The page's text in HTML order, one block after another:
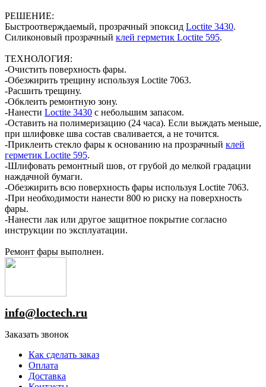
РЕШЕНИЕ:
Быстроотверждаемый, прозрачный эпоксид Loctite 3430.
Силиконовый прозрачный клей герметик Loctite 595.
ТЕХНОЛОГИЯ:
-Очистить поверхность фары.
-Обезжирить трещину используя Loctite 7063.
-Расшить трещину.
-Обклеить ремонтную зону.
-Нанести Loctite 3430 с небольшим запасом.
-Оставить на полимеризацию (24 часа). Если выждать меньше,
при шлифовке шва состав сваливается, а не точится.
-Приклеить стекло фары к основанию на прозрачный клей
герметик Loctite 595.
-Шлифовать ремонтный шов, от грубой до мелкой градации
наждачной бумаги.
-Обезжирить всю поверхность фары используя Loctite 7063.
-При необходимости нанести 800 ю риску на поверхность
фары.
-Нанести лак или другое защитное покрытие согласно
инструкции по эксплуатации.
Ремонт фары выполнен.
info@loctech.ru
Заказать звонок
Как сделать заказ
Оплата
Доставка